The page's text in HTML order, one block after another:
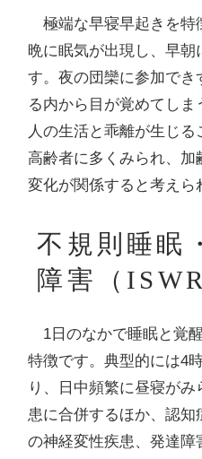
極端な早寝早起きを特
晩に眠気が出現し、早朝
す。夜の団欒に参加で
る内から目が覚めてし
人の生活と乖離が生じる
高齢者に多くみられ、
変化が関係すると考えら
不規則睡眠
障害（
1日のなかで睡眠と覚
特徴です。典型的には4
り、日中頻繁に昼寝が
患に合併するほか、認
の神経変性疾患、発達障